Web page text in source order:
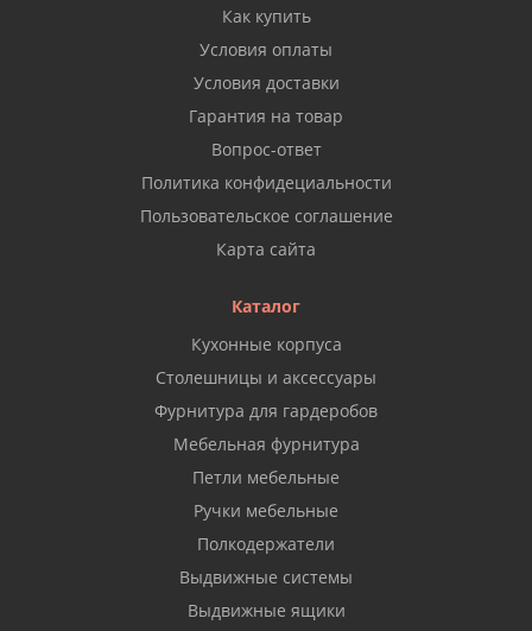
Как купить
Условия оплаты
Условия доставки
Гарантия на товар
Вопрос-ответ
Политика конфидециальности
Пользовательское соглашение
Карта сайта
Каталог
Кухонные корпуса
Столешницы и аксессуары
Фурнитура для гардеробов
Мебельная фурнитура
Петли мебельные
Ручки мебельные
Полкодержатели
Выдвижные системы
Выдвижные ящики